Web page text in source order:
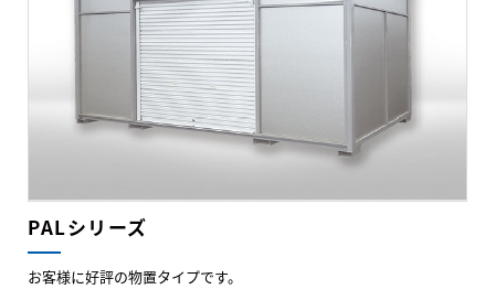
PALシリーズ
お客様に好評の物置タイプです。